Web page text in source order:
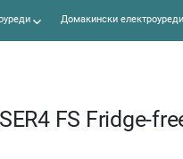
Домакински електроуреди
FS Fridge-